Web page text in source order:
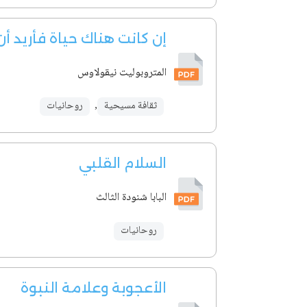
إن كانت هناك حياة فأريد
المتروبوليت نيقولاوس
ثقافة مسيحية , روحانيات
السلام القلبي
البابا شنودة الثالث
روحانيات
الأعجوبة وعلامة النبوة